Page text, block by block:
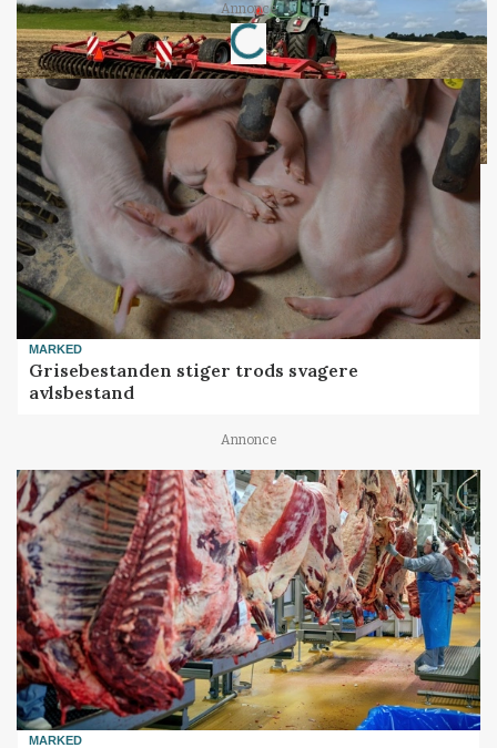
Annonce
Loading...
MARKED
Grisebestanden stiger trods svagere
avlsbestand
Annonce
MARKED